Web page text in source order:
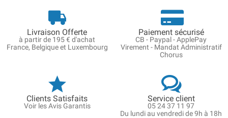
Livraison Offerte
à partir de 195 € d'achat
France, Belgique et Luxembourg
Paiement sécurisé
CB - Paypal - ApplePay
Virement - Mandat Administratif
Chorus
Clients Satisfaits
Voir les Avis Garantis
Service client
05 24 37 11 97
Du lundi au vendredi de 9h à 18h